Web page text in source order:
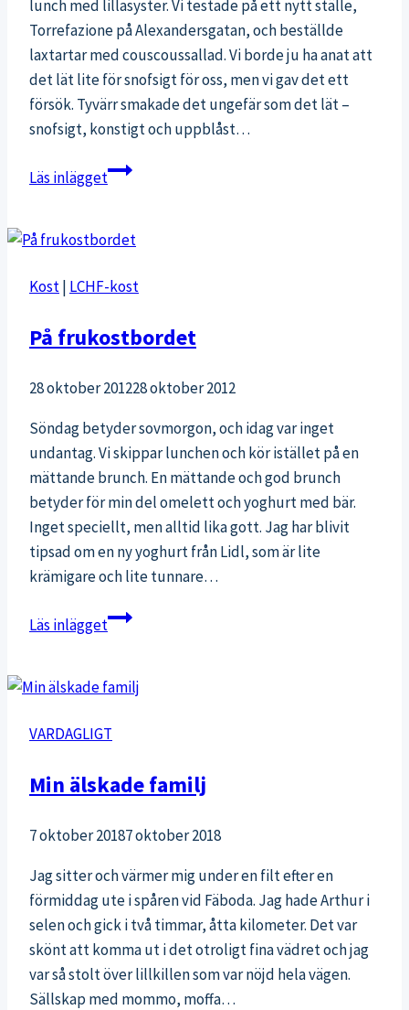
lunch med lillasyster. Vi testade på ett nytt ställe,
Torrefazione på Alexandersgatan, och beställde
laxtartar med couscoussallad. Vi borde ju ha anat att
det lät lite för snofsigt för oss, men vi gav det ett
försök. Tyvärr smakade det ungefär som det lät –
snofsigt, konstigt och uppblåst…
Läs inläggetLaxtartar
info
Kost| LCHF-kost
På frukostbordet
28 oktober 201228 oktober 2012
Söndag betyder sovmorgon, och idag var inget
undantag. Vi skippar lunchen och kör istället på en
mättande brunch. En mättande och god brunch
betyder för min del omelett och yoghurt med bär.
Inget speciellt, men alltid lika gott. Jag har blivit
tipsad om en ny yoghurt från Lidl, som är lite
krämigare och lite tunnare…
Läs inläggetPå
VARDAGLIGT
Min älskade familj
7 oktober 20187 oktober 2018
Jag sitter och värmer mig under en filt efter en
förmiddag ute i spåren vid Fäboda. Jag hade Arthur i
selen och gick i två timmar, åtta kilometer. Det var
skönt att komma ut i det otroligt fina vädret och jag
var så stolt över lillkillen som var nöjd hela vägen.
Sällskap med mommo, moffa…